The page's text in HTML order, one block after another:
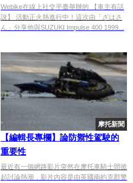
Webike在線上社交平臺舉辦的 【車主有話
說】 活動正火熱進行中！這次由「ざはさ
ん」分享他與SUZUKI Impulse 400 1999...
摩托新聞
【編輯長專欄】論防禦性駕駛的
重要性
最近有一個網路影片突然在摩托車騎士間掀
起討論熱潮，影片內容是由英國南約克郡警